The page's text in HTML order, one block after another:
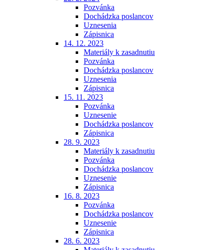
Pozvánka
Dochádzka poslancov
Uznesenia
Zápisnica
14. 12. 2023
Materiály k zasadnutiu
Pozvánka
Dochádzka poslancov
Uznesenia
Zápisnica
15. 11. 2023
Pozvánka
Uznesenie
Dochádzka poslancov
Zápisnica
28. 9. 2023
Materiály k zasadnutiu
Pozvánka
Dochádzka poslancov
Uznesenie
Zápisnica
16. 8. 2023
Pozvánka
Dochádzka poslancov
Uznesenie
Zápisnica
28. 6. 2023